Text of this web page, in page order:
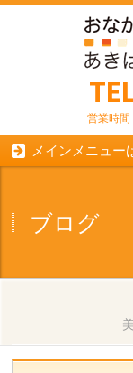
営業時間
メインメニュー
ブログ